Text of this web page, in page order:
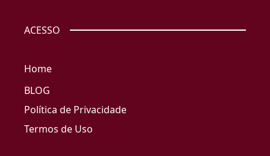
ACESSO
Home
BLOG
Política de Privacidade
Termos de Uso